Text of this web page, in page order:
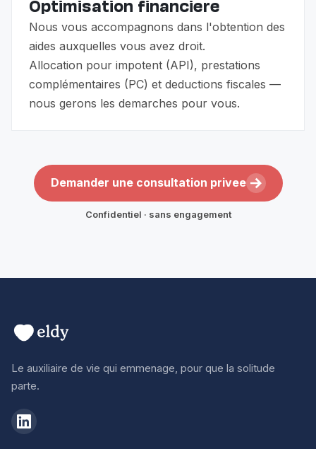
Optimisation financiere
Nous vous accompagnons dans l'obtention des
aides auxquelles vous avez droit.
Allocation pour impotent (API), prestations
complémentaires (PC) et deductions fiscales —
nous gerons les demarches pour vous.
Demander une consultation privee
Confidentiel · sans engagement
Le auxiliaire de vie qui emmenage, pour que la solitude
parte.